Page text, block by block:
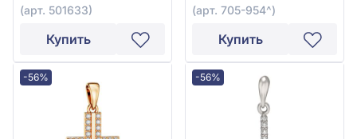
(арт. 501633)
Купить
(арт. 705-954^)
Купить
-56% -56%